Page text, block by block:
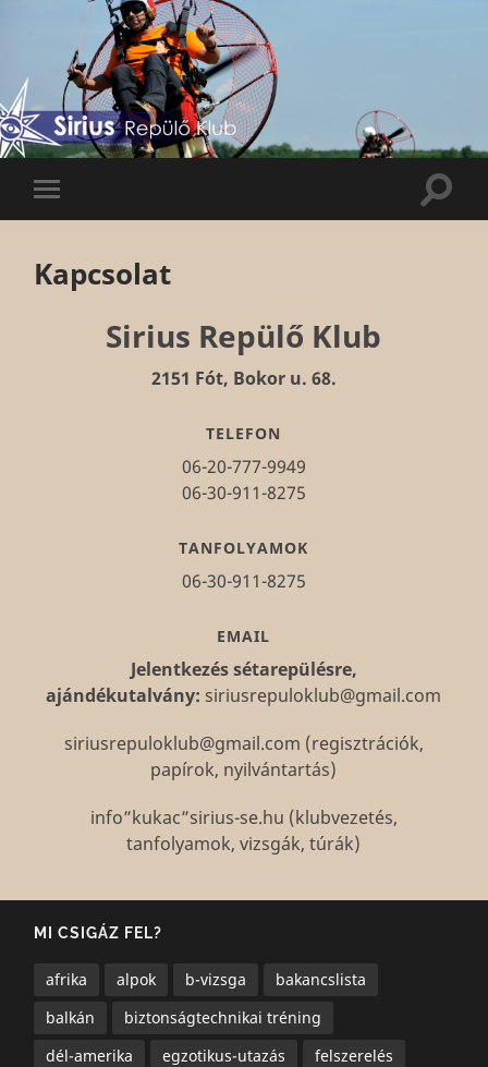
Sirius
Repülő
Klub
Mobil
menü
Kapcsolat
Sirius Repülő Klub
2151 Fót, Bokor u. 68.
TELEFON
06-20-777-9949
06-30-911-8275
TANFOLYAMOK
06-30-911-8275
EMAIL
Jelentkezés sétarepülésre,
ajándékutalvány: siriusrepuloklub@gmail.com
siriusrepuloklub@gmail.com (regisztrációk,
papírok, nyilvántartás)
info”kukac”sirius-se.hu (klubvezetés,
tanfolyamok, vizsgák, túrák)
MI CSIGÁZ FEL?
afrika alpok b-vizsga
bakancslista
balkán
biztonságtechnikai tréning
dél-amerika
egzotikus-utazás
felszerelés